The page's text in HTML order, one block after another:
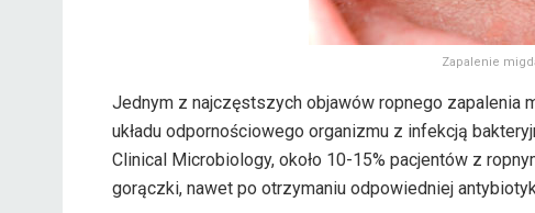
Zapalenie
Jednym z najczęstszych objawów ropnego zapalenia
układu odpornościowego organizmu z infekcją
Clinical Microbiology, około 10-15% pacjentów z
gorączki, nawet po otrzymaniu odpowiedniej